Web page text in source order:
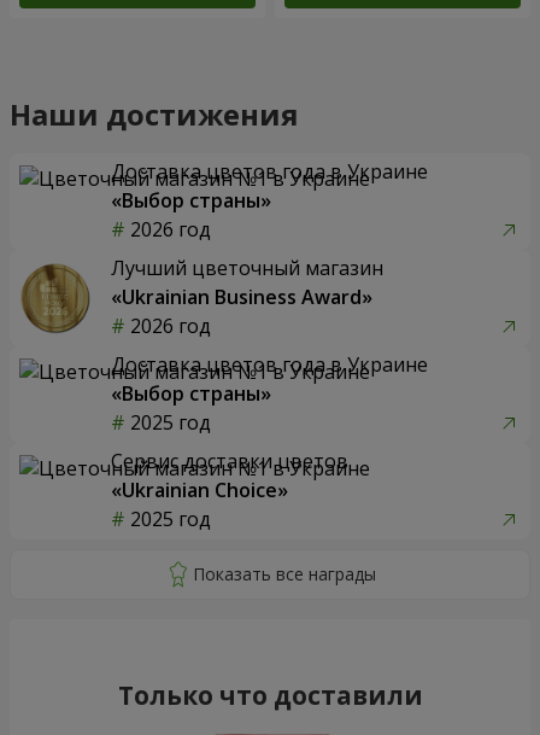
Наши достижения
Доставка цветов года в Украине
«Выбор страны»
2026 год
Лучший цветочный магазин
«Ukrainian Business Award»
2026 год
Доставка цветов года в Украине
«Выбор страны»
2025 год
Сервис доставки цветов
«Ukrainian Choice»
2025 год
Только что доставили